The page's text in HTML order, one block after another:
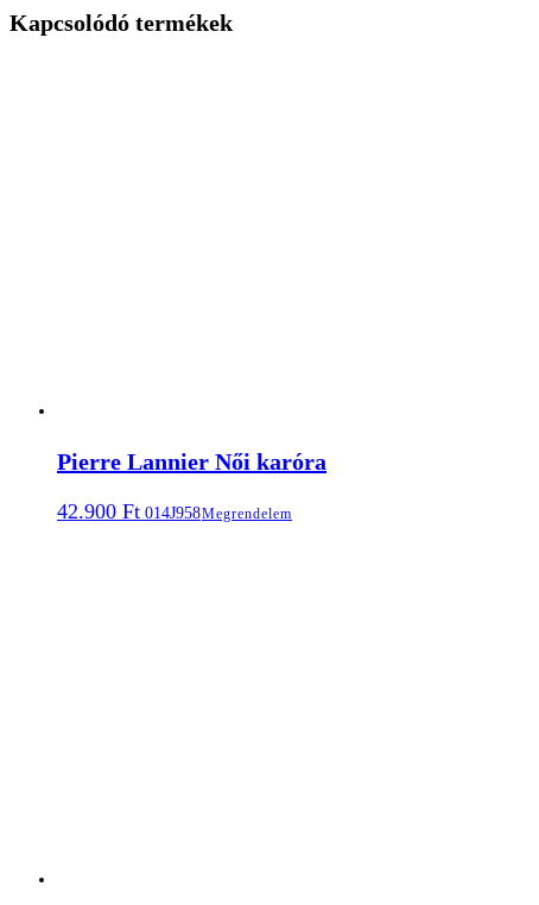
Kapcsolódó termékek
Pierre Lannier Női karóra
42.900 Ft 014J958Megrendelem